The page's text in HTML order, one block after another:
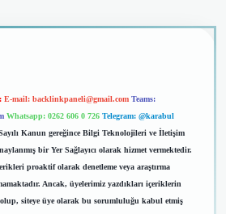
E-mail: backlinkpaneli@gmail.com Teams:
Whatsapp: 0262 606 0 726 Telegram: @karabul
Kanun gereğince Bilgi Teknolojileri ve İletişim
bir Yer Sağlayıcı olarak hizmet vermektedir.
proaktif olarak denetleme veya araştırma
Ancak, üyelerimiz yazdıkları içeriklerin
siteye üye olarak bu sorumluluğu kabul etmiş